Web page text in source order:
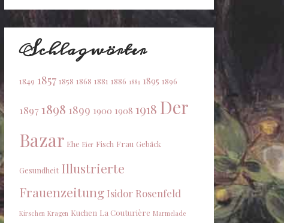
Schlagwörter
1849 1857 1858 1868 1881 1886 1889 1895 1896
18971898 1899 1900 1908 1918 Der
Bazar Ehe Eier Fisch Frau Gebäck
Gesundheit Illustrierte
Frauenzeitung Isidor Rosenfeld
Kirschen Kragen Kuchen La Couturière Marmelade